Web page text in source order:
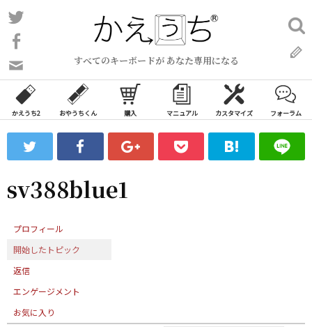
コ
ン
ン
ツ
ス
ッ
すべてのキーボードが あなた専用になる
い
合
わ
フ
ォ
ム
検
索:
かえうち2 おやうちくん 購入 マニュアル カスタマイズ フォーラム
sv388blue1
プロフィール
開始したトピック
返信
エンゲージメント
お気に入り